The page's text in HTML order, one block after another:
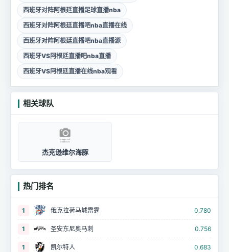
西班牙对阵阿根廷直播足球直播nba
西班牙对阵阿根廷直播吧nba直播在线
西班牙对阵阿根廷直播吧nba直播源
西班牙VS阿根廷直播吧nba直播
西班牙VS阿根廷直播在线nba观看
相关球队
杰克逊维尔海豚
热门排名
1 俄克拉荷马城雷霆 0.780
1 圣安东尼奥马刺 0.756
1 凯尔特人 0.683